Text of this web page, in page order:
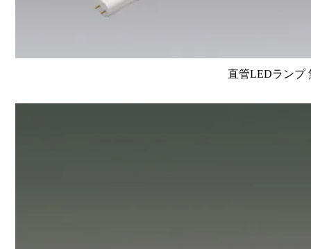
直管LEDランプ